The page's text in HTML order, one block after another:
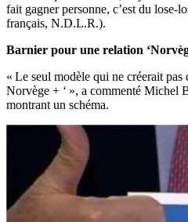
fait gagner personne, c’est du lose-
français, N.D.L.R.).
Barnier pour une relation
« Le seul modèle qui ne créerait
Norvège + ‘ », a commenté Michel
montrant un schéma.